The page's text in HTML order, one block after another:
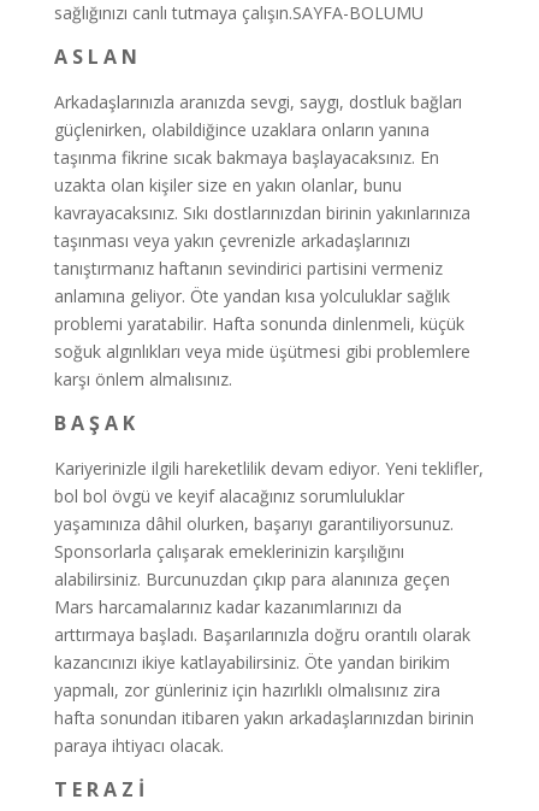
sağlığınızı canlı tutmaya çalışın.SAYFA-BOLUMU
A S L A N
Arkadaşlarınızla aranızda sevgi, saygı, dostluk bağları
güçlenirken, olabildiğince uzaklara onların yanına
taşınma fikrine sıcak bakmaya başlayacaksınız. En
uzakta olan kişiler size en yakın olanlar, bunu
kavrayacaksınız. Sıkı dostlarınızdan birinin yakınlarınıza
taşınması veya yakın çevrenizle arkadaşlarınızı
tanıştırmanız haftanın sevindirici partisini vermeniz
anlamına geliyor. Öte yandan kısa yolculuklar sağlık
problemi yaratabilir. Hafta sonunda dinlenmeli, küçük
soğuk algınlıkları veya mide üşütmesi gibi problemlere
karşı önlem almalısınız.
B A Ş A K
Kariyerinizle ilgili hareketlilik devam ediyor. Yeni teklifler,
bol bol övgü ve keyif alacağınız sorumluluklar
yaşamınıza dâhil olurken, başarıyı garantiliyorsunuz.
Sponsorlarla çalışarak emeklerinizin karşılığını
alabilirsiniz. Burcunuzdan çıkıp para alanınıza geçen
Mars harcamalarınız kadar kazanımlarınızı da
arttırmaya başladı. Başarılarınızla doğru orantılı olarak
kazancınızı ikiye katlayabilirsiniz. Öte yandan birikim
yapmalı, zor günleriniz için hazırlıklı olmalısınız zira
hafta sonundan itibaren yakın arkadaşlarınızdan birinin
paraya ihtiyacı olacak.
T E R A Z İ